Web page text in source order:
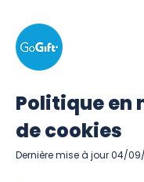
Politique en
de cookies
Dernière mise à jour 04/